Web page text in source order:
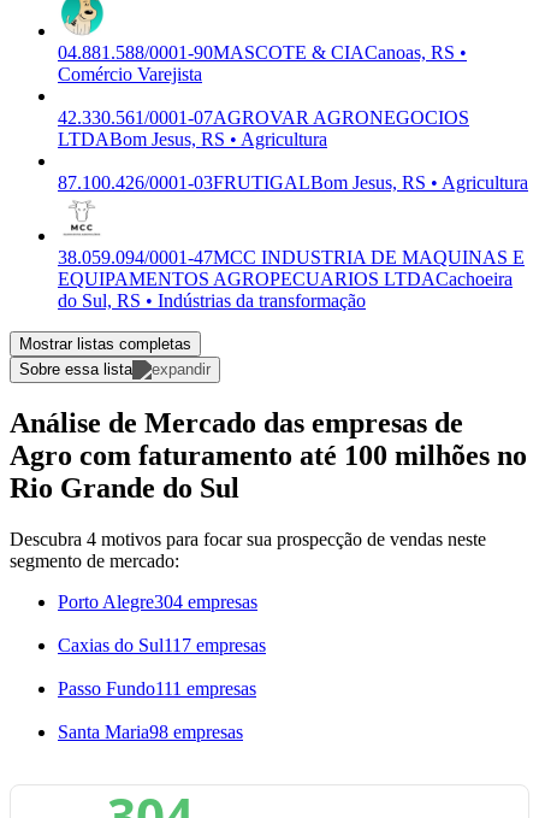
04.881.588/0001-90MASCOTE & CIACanoas, RS •
Comércio Varejista
42.330.561/0001-07AGROVAR AGRONEGOCIOS
LTDABom Jesus, RS • Agricultura
87.100.426/0001-03FRUTIGALBom Jesus, RS • Agricultura
38.059.094/0001-47MCC INDUSTRIA DE MAQUINAS E
EQUIPAMENTOS AGROPECUARIOS LTDACachoeira
do Sul, RS • Indústrias da transformação
Mostrar listas completas
Sobre essa lista
Análise de Mercado das empresas de
Agro com faturamento até 100 milhões no
Rio Grande do Sul
Descubra 4 motivos para focar sua prospecção de vendas neste
segmento de mercado:
Porto Alegre304 empresas
Caxias do Sul117 empresas
Passo Fundo111 empresas
Santa Maria98 empresas